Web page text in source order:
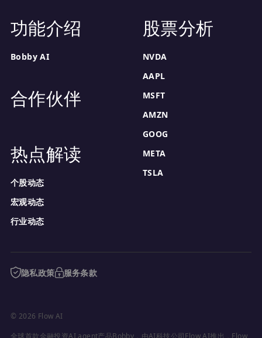
功能介绍
Bobby AI
合作伙伴
热点解读
个股动态
宏观动态
行业动态
股票分析
NVDA
AAPL
MSFT
AMZN
GOOG
META
TSLA
隐私政策 服务条款
© 2026 Flow AI
全球首款金融投资AI agent产品Bobby，由AI科技公司Flow AI推出，Flow